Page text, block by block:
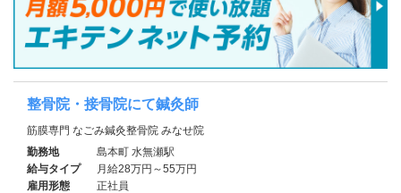
整骨院・接骨院にて鍼灸師
筋膜専門 なごみ鍼灸整骨院 みなせ院
勤務地
島本町 水無瀬駅
給与タイプ
月給28万円～55万円
雇用形態
正社員